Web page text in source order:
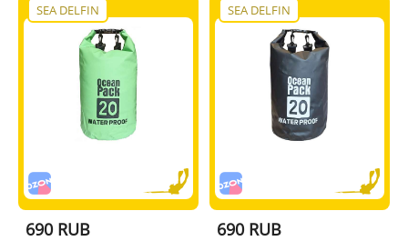
SEA DELFIN
690 RUB
SEA DELFIN
690 RUB